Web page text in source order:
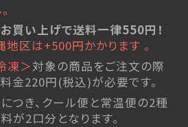
買い上げで送料一律550円！
地区は+500円かかります 。
凍＞対象の商品をご注文の際
金220円(税込)が必要です。
つき、クール便と常温便の2種
が2口分となります。
空
クラスギフト